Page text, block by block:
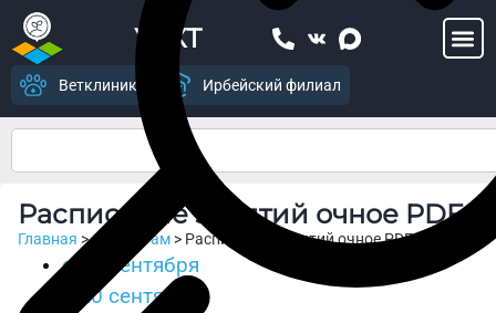
УСХТ
Ветклиника Ирбейский филиал
Расписание занятий очное PDF
Главная >Студентам > Расписание занятий очное PDF
с 13 сентября
с 20 сентября